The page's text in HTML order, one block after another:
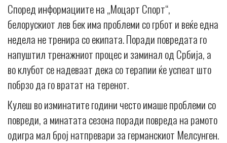
Според информациите на „Моцарт Спорт“,
белорускиот лев бек има проблеми со грбот и веќе една
недела не тренира со екипата. Поради повредата го
напуштил тренажниот процес и заминал од Србија, а
во клубот се надеваат дека со терапии ќе успеат што
побрзо да го вратат на теренот.
Кулеш во изминатите години често имаше проблеми со
повреди, а минатата сезона поради повреда на рамото
одигра мал број натпревари за германскиот Мелсунген.